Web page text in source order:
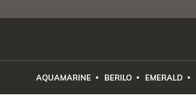
AQUAMARINE BERILO EMERALD